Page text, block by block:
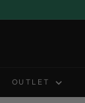
OUTLET